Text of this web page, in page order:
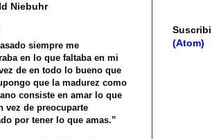
(Atom)
Niebuhr
siempre me
en lo que faltaba en mi
de en todo lo bueno que
que la madurez como
consiste en amar lo que
vez de preocuparte
por tener lo que amas.”